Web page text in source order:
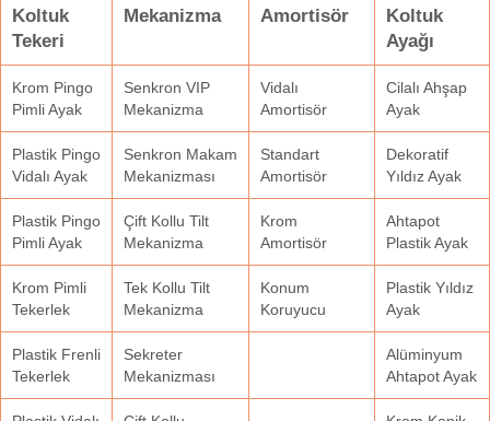
Koltuk
Tekeri
Mekanizma
Amortisör
Koltuk
Ayağı
Krom Pingo
Pimli Ayak
Senkron VIP
Mekanizma
Vidalı
Amortisör
Cilalı Ahşap
Ayak
Plastik Pingo
Vidalı Ayak
Senkron Makam
Mekanizması
Standart
Amortisör
Dekoratif
Yıldız Ayak
Plastik Pingo
Pimli Ayak
Çift Kollu Tilt
Mekanizma
Krom
Amortisör
Ahtapot
Plastik Ayak
Krom Pimli
Tekerlek
Tek Kollu Tilt
Mekanizma
Konum
Koruyucu
Plastik Yıldız
Ayak
Plastik Frenli
Tekerlek
Sekreter
Mekanizması
Alüminyum
Ahtapot Ayak